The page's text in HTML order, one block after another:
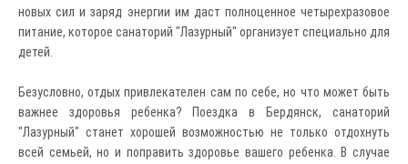
новых сил и заряд энергии им даст полноценное четырехразовое
питание, которое санаторий "Лазурный" организует специально для
детей.
Безусловно, отдых привлекателен сам по себе, но что может быть
важнее здоровья ребенка? Поездка в Бердянск, санаторий
"Лазурный" станет хорошей возможностью не только отдохнуть
всей семьей, но и поправить здоровье вашего ребенка. В случае